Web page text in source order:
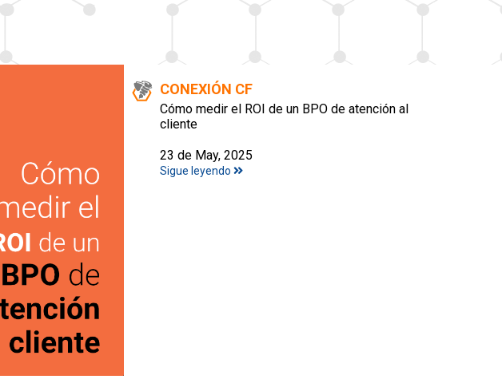
CONEXIÓN CF
Cómo medir el ROI de un BPO de atención al
cliente
23 de May, 2025
Sigue leyendo